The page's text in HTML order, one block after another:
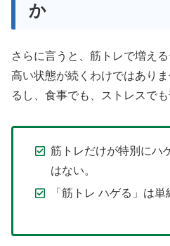
か
さらに言うと、筋トレで増え
高い状態が続くわけではあり
るし、食事でも、ストレスでも
筋トレだけが特別にハ
はない。
「筋トレ ハゲる」は単